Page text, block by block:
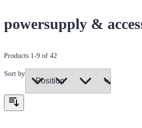
powersupply &
Products 1-9 of 42
Sort by